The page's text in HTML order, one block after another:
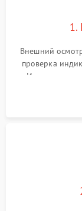
1.
Внешний
проверка
Измерение
реакции